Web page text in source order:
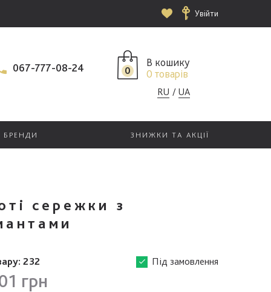
Увійти
067-777-08-24 0
В кошику
0 товарів
RU UA
БРЕНДИ ЗНИЖКИ ТА АКЦІЇ
сережки з
232 Під замовлення
грн